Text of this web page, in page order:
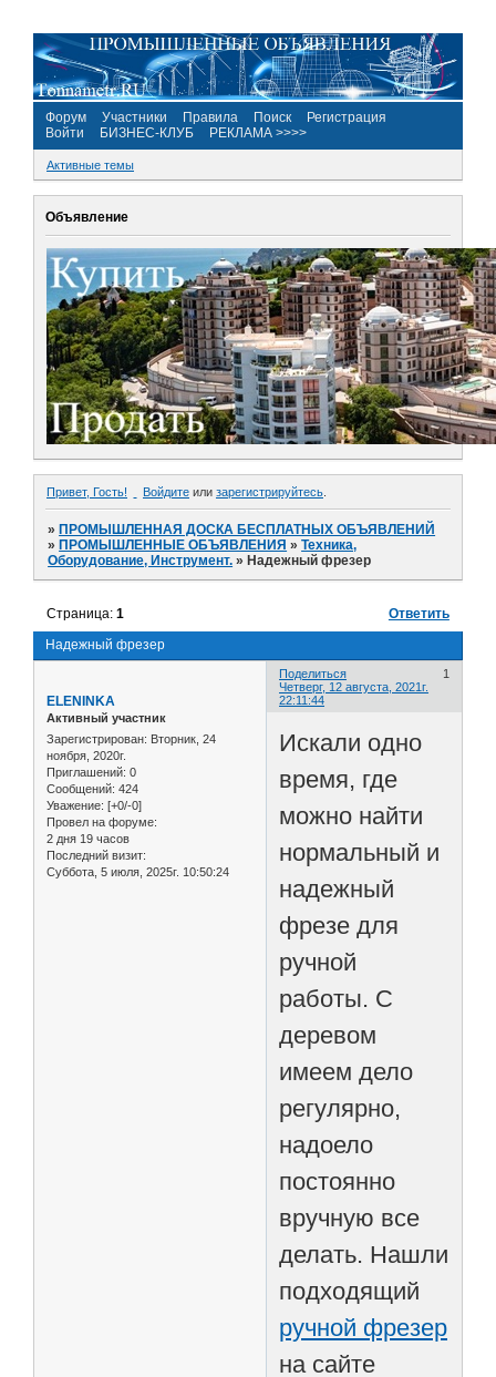
Форум Участники Правила Поиск
Регистрация
Войти
БИЗНЕС-КЛУБ РЕКЛАМА >>>>
Активные темы
Объявление
Привет, Гость! Войдите или зарегистрируйтесь
»ПРОМЫШЛЕННАЯ ДОСКА БЕСПЛАТНЫХ ОБЪЯВЛЕНИЙ
»ПРОМЫШЛЕННЫЕ ОБЪЯВЛЕНИЯ »Техника,
Оборудование, Инструмент. »Надежный фрезер
Надежный фрезер
Страница:1 Ответить
Поделиться
1
Четверг, 12 августа, 2021г.
22:11:44
ELENINKA
Активный участник
Зарегистрирован: Вторник, 24
ноября, 2020г.
Приглашений: 0
Сообщений: 424
Уважение: [+0/-0]
Провел на форуме:
2 дня 19 часов
Последний визит:
Суббота, 5 июля, 2025г. 10:50:24
Искали одно
время, где
можно найти
нормальный и
надежный
фрезе для
ручной
работы. С
деревом
имеем дело
регулярно,
надоело
постоянно
вручную все
делать. Нашли
подходящий
ручной фрезер
на сайте